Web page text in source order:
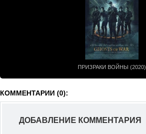
ПРИЗРАКИ ВОЙНЫ (2020)
КОММЕНТАРИИ (0):
ДОБАВЛЕНИЕ КОММЕНТАРИЯ